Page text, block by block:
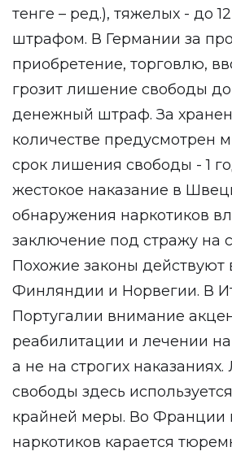
тенге – ред.), тяжелых - до
штрафом. В Германии за
приобретение, торговлю,
грозит лишение свободы
денежный штраф. За
количестве предусмотрен
срок лишения свободы - 1
жестокое наказание в
обнаружения наркотиков
заключение под стражу на
Похожие законы действуют
Финляндии и Норвегии. В
Португалии внимание
реабилитации и лечении
а не на строгих
свободы здесь
крайней меры. Во Франции
наркотиков карается